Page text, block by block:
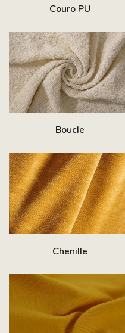
Couro PU
Boucle
Chenille